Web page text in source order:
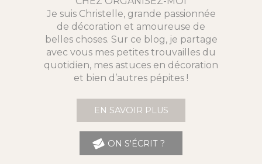
Je suis Christelle, grande passionnée
de décoration et amoureuse de
belles choses. Sur ce blog, je partage
avec vous mes petites trouvailles du
quotidien, mes astuces en décoration
et bien d’autres pépites !
EN SAVOIR PLUS
ON S'ÉCRIT ?